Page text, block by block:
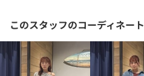
このスタッフのコーディネート